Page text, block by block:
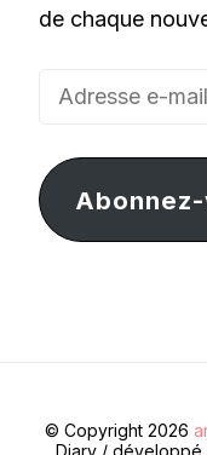
de chaque
Adresse
mail
© Copyright 2026